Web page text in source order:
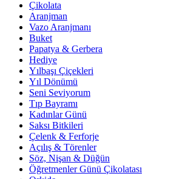
Çikolata
Aranjman
Vazo Aranjmanı
Buket
Papatya & Gerbera
Hediye
Yılbaşı Çiçekleri
Yıl Dönümü
Seni Seviyorum
Tıp Bayramı
Kadınlar Günü
Saksı Bitkileri
Çelenk & Ferforje
Açılış & Törenler
Söz, Nişan & Düğün
Öğretmenler Günü Çikolatası